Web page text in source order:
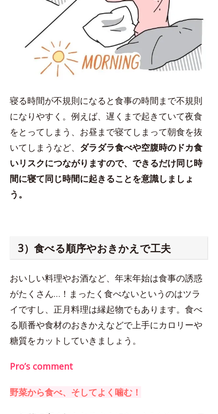
寝る時間が不規則になると食事の時間まで不規則
になりやすく。例えば、遅くまで起きていて夜食
をとってしまう、お昼まで寝てしまって朝食を抜
いてしまうなど、 ダラダラ食べや空腹時のドカ食
いリスクにつながりますので、できるだけ同じ時
間に寝て同じ時間に起きることを意識しましょ
う。
3）食べる順序やおきかえで工夫
おいしい料理やお酒など、年末年始は食事の誘惑
がたくさん…！まったく食べないというのはツラ
イですし、正月料理は縁起物でもあります。食べ
る順番や食材のおきかえなどで上手にカロリーや
糖質をカットしていきましょう。
Pro’s comment
野菜から食べ、そしてよく噛む！